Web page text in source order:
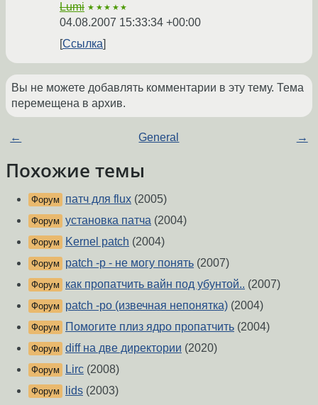
Lumi ★★★★★
04.08.2007 15:33:34 +00:00
Ссылка
Вы не можете добавлять комментарии в эту тему. Тема
перемещена в архив.
← General →
Похожие темы
Форум патч для flux (2005)
Форум установка патча (2004)
Форум Kernel patch (2004)
Форум patch -p - не могу понять (2007)
Форум как пропатчить вайн под убунтой.. (2007)
Форум patch -po (извечная непонятка) (2004)
Форум Помогите плиз ядро пропатчить (2004)
Форум diff на две директории (2020)
Форум Lirc (2008)
Форум lids (2003)